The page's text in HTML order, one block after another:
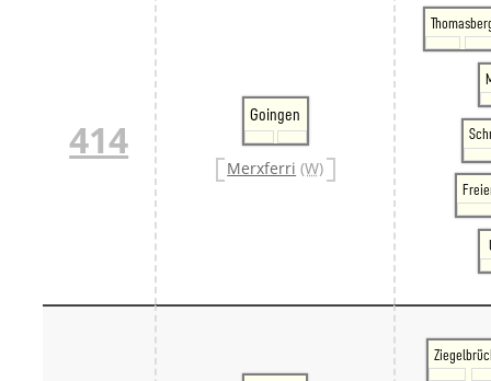
414
Goingen
Merxferri (W)